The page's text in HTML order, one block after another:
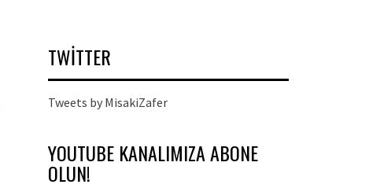
TWITTER
Tweets by MisakiZafer
YOUTUBE KANALIMIZA ABONE
OLUN!